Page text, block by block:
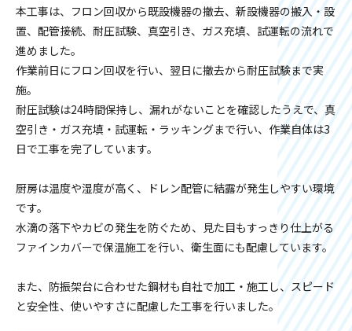
本工事は、フロン回収から既設機器の撤去、新設機器の搬入・設
置、配管接続、耐圧試験、真空引き、ガス充填、試運転の流れで
進めました。
作業前日にフロン回収を行い、翌日に撤去から耐圧試験まで実
施。
耐圧試験は24時間保持し、漏れがないことを確認したうえで、真
空引き・ガス充填・試運転・ラッキングまで行い、作業自体は3
日で工事を完了しています。
厨房は温度や湿度が高く、ドレン配管に結露が発生しやすい環境
です。
水滴の落下やカビの発生を防ぐため、見た目もすっきり仕上がる
ファインカバーで保温施工を行い、衛生面にも配慮しています。
また、防振架台に合わせた鋼材も自社で加工・施工し、スピード
と安全性、使いやすさに配慮した工事を行いました。